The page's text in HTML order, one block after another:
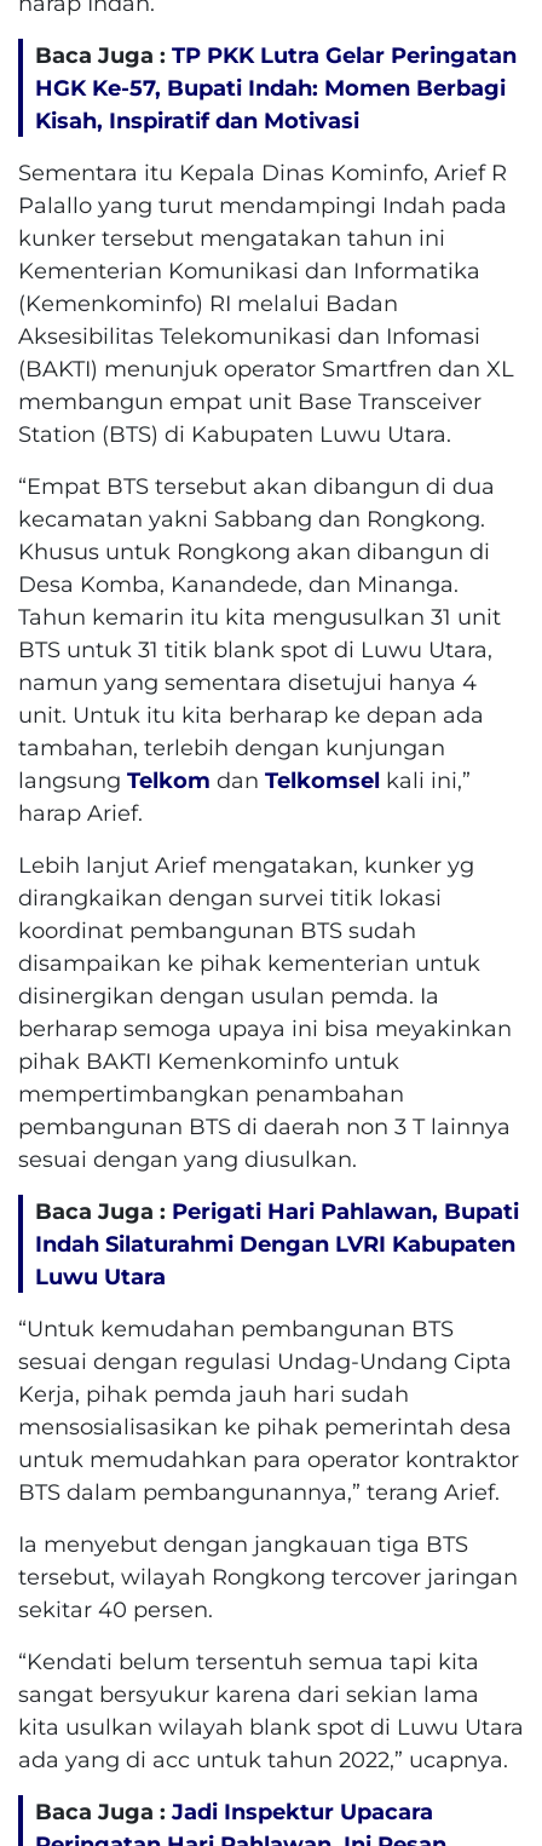
Baca Juga : TP PKK Lutra Gelar Peringatan
HGK Ke-57, Bupati Indah: Momen Berbagi
Kisah, Inspiratif dan Motivasi
Sementara itu Kepala Dinas Kominfo, Arief R
Palallo yang turut mendampingi Indah pada
kunker tersebut mengatakan tahun ini
Kementerian Komunikasi dan Informatika
(Kemenkominfo) RI melalui Badan
Aksesibilitas Telekomunikasi dan Infomasi
(BAKTI) menunjuk operator Smartfren dan XL
membangun empat unit Base Transceiver
Station (BTS) di Kabupaten Luwu Utara.
“Empat BTS tersebut akan dibangun di dua
kecamatan yakni Sabbang dan Rongkong.
Khusus untuk Rongkong akan dibangun di
Desa Komba, Kanandede, dan Minanga.
Tahun kemarin itu kita mengusulkan 31 unit
BTS untuk 31 titik blank spot di Luwu Utara,
namun yang sementara disetujui hanya 4
unit. Untuk itu kita berharap ke depan ada
tambahan, terlebih dengan kunjungan
langsung Telkom dan Telkomsel kali ini,”
harap Arief.
Lebih lanjut Arief mengatakan, kunker yg
dirangkaikan dengan survei titik lokasi
koordinat pembangunan BTS sudah
disampaikan ke pihak kementerian untuk
disinergikan dengan usulan pemda. Ia
berharap semoga upaya ini bisa meyakinkan
pihak BAKTI Kemenkominfo untuk
mempertimbangkan penambahan
pembangunan BTS di daerah non 3 T lainnya
sesuai dengan yang diusulkan.
Baca Juga : Perigati Hari Pahlawan, Bupati
Indah Silaturahmi Dengan LVRI Kabupaten
Luwu Utara
“Untuk kemudahan pembangunan BTS
sesuai dengan regulasi Undag-Undang Cipta
Kerja, pihak pemda jauh hari sudah
mensosialisasikan ke pihak pemerintah desa
untuk memudahkan para operator kontraktor
BTS dalam pembangunannya,” terang Arief.
Ia menyebut dengan jangkauan tiga BTS
tersebut, wilayah Rongkong tercover jaringan
sekitar 40 persen.
“Kendati belum tersentuh semua tapi kita
sangat bersyukur karena dari sekian lama
kita usulkan wilayah blank spot di Luwu Utara
ada yang di acc untuk tahun 2022,” ucapnya.
Baca Juga : Jadi Inspektur Upacara